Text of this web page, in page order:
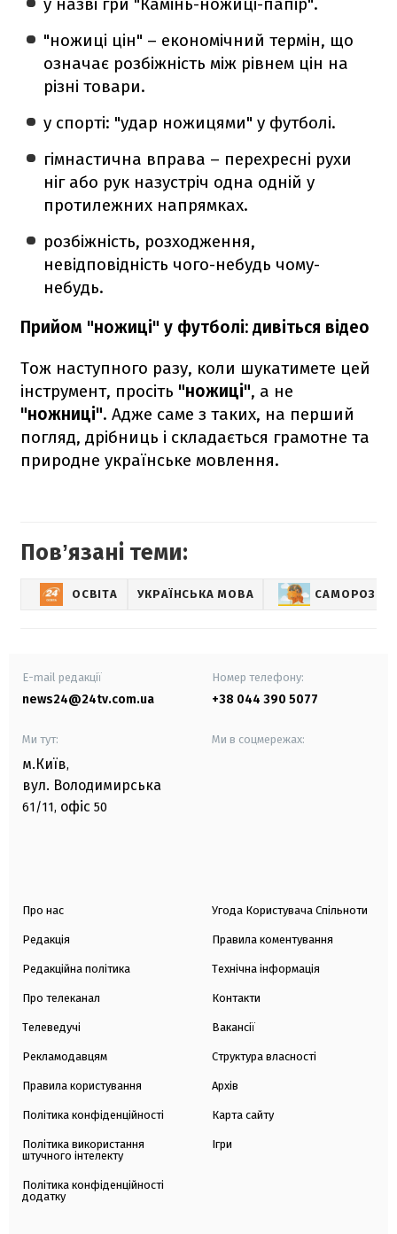
"ножиці цін" – економічний термін, що
означає розбіжність між рівнем цін на
різні товари.
у спорті: "удар ножицями" у футболі.
гімнастична вправа – перехресні рухи
ніг або рук назустріч одна одній у
протилежних напрямках.
розбіжність, розходження,
невідповідність чого-небудь чому-
небудь.
Прийом "ножиці" у футболі: дивіться відео
Тож наступного разу, коли шукатимете цей
інструмент, просіть "ножиці", а не
"ножниці". Адже саме з таких, на перший
погляд, дрібниць і складається грамотне та
природне українське мовлення.
Повʼязані теми:
ОСВІТА УКРАЇНСЬКА МОВА
E-mail редакції
news24@24tv.com.ua
Номер телефону:
+38 044 390 5077
Ми тут:
м.Київ,
вул. Володимирська
61/11, офіс 50
Ми в соцмережах:
Про нас
Редакція
Редакційна політика
Про телеканал
Телеведучі
Рекламодавцям
Правила користування
Політика конфіденційності
Політика використання
штучного інтелекту
Політика конфіденційності
додатку
Угода Користувача Спільноти
Правила коментування
Технічна інформація
Контакти
Вакансії
Структура власності
Архів
Карта сайту
Ігри